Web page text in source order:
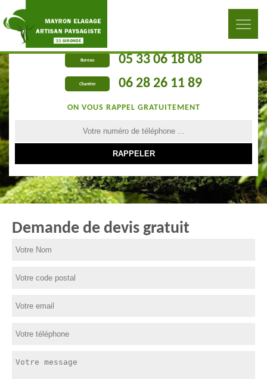
Bureau 05 33 06 18 08
Chantier 06 28 26 11 89
ON VOUS RAPPEL GRATUITEMENT
Demande de devis gratuit